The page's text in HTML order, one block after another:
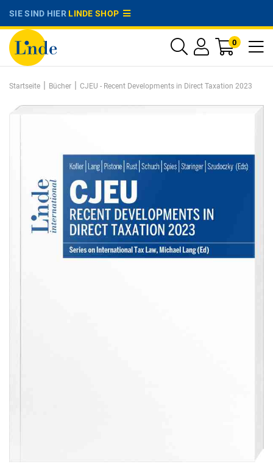
SIE SIND HIERLINDE SHOP
0
Startseite | Bücher | CJEU - Recent Developments in Direct Taxation 2023